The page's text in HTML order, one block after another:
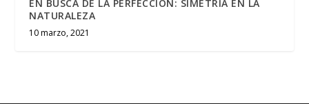
EN BUSCA DE LA PERFECCIÓN: SIMETRÍA EN LA
NATURALEZA
10 marzo, 2021